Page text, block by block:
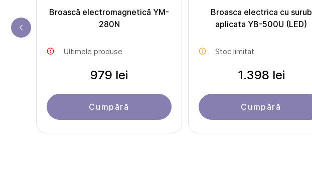
Broască electromagnetică YM-
280N
Ultimele produse
979 lei
Cumpără
Broasca electrica cu surub
aplicata YB-500U (LED)
Stoc limitat
1.398 lei
Cumpără